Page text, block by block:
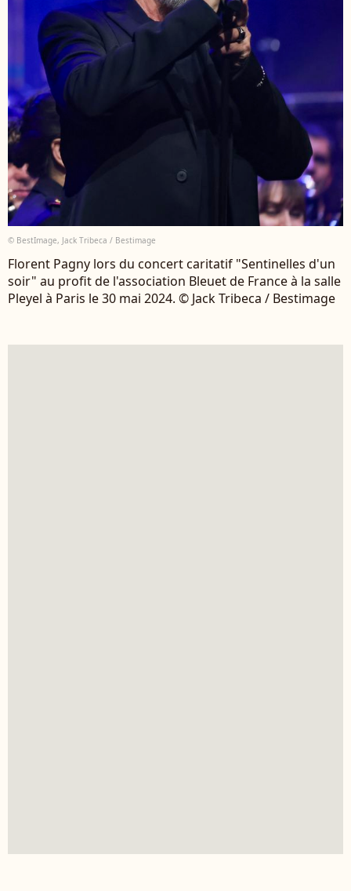
© BestImage, Jack Tribeca / Bestimage
Florent Pagny lors du concert caritatif "Sentinelles d'un
soir" au profit de l'association Bleuet de France à la salle
Pleyel à Paris le 30 mai 2024. © Jack Tribeca / Bestimage